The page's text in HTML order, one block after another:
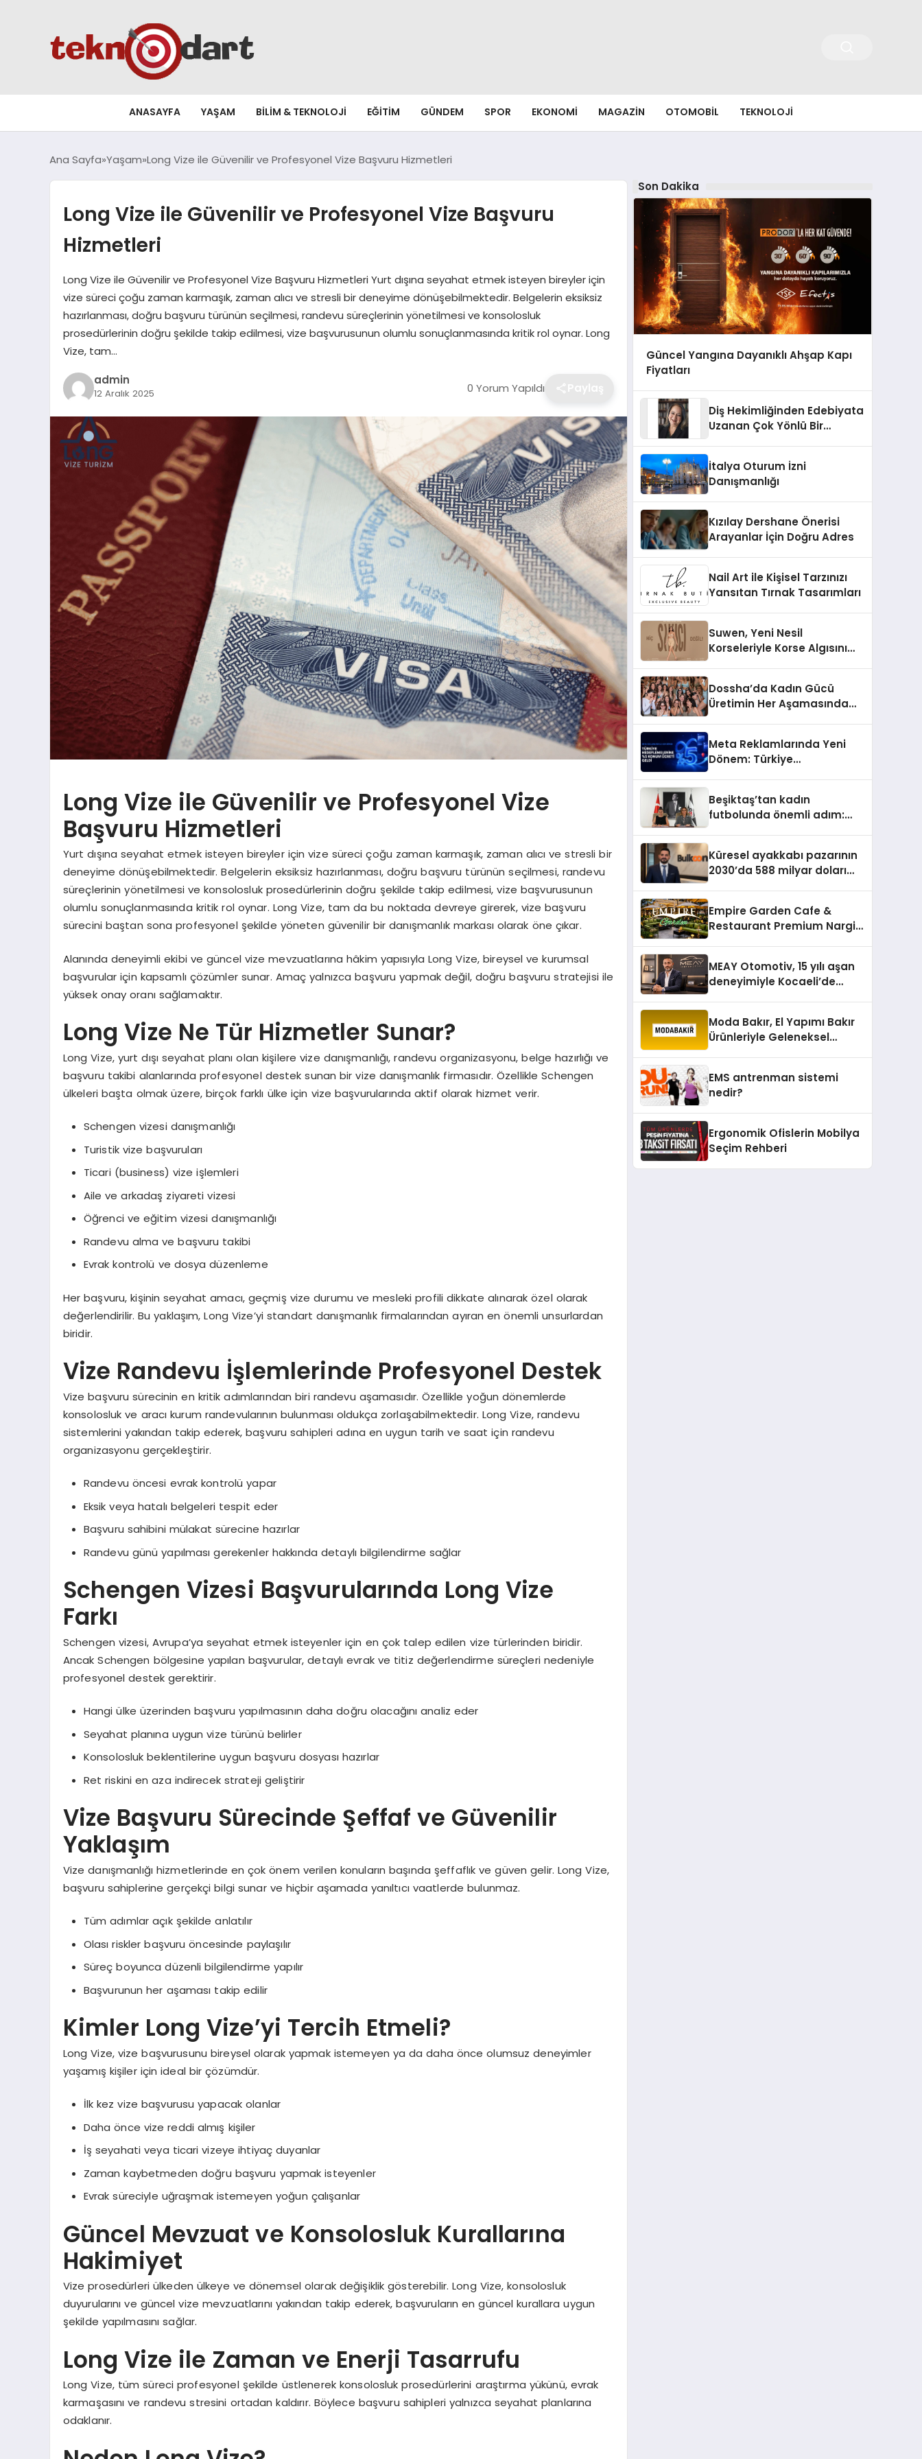
ANASAYFA YAŞAM BILIM & TEKNOLOJI EĞITIM GÜNDEM SPOR EKONOMI MAGAZIN OTOMOBIL TEKNOLOJI
Ana Sayfa Yaşam Long Vize ile Güvenilir ve Profesyonel Vize Başvuru Hizmetleri
Long Vize ile Güvenilir ve Profesyonel Vize Başvuru
Hizmetleri
Long Vize ile Güvenilir ve Profesyonel Vize Başvuru Hizmetleri Yurt dışına seyahat etmek isteyen bireyler için
vize süreci çoğu zaman karmaşık, zaman alıcı ve stresli bir deneyime dönüşebilmektedir. Belgelerin eksiksiz
hazırlanması, doğru başvuru türünün seçilmesi, randevu süreçlerinin yönetilmesi ve konsolosluk
prosedürlerinin doğru şekilde takip edilmesi, vize başvurusunun olumlu sonuçlanmasında kritik rol oynar. Long
Vize, tam…
admin
12 Aralık 2025 0 Yorum Yapıldı
Long Vize ile Güvenilir ve Profesyonel Vize
Başvuru Hizmetleri
Yurt dışına seyahat etmek isteyen bireyler için vize süreci çoğu zaman karmaşık, zaman alıcı ve stresli bir
deneyime dönüşebilmektedir. Belgelerin eksiksiz hazırlanması, doğru başvuru türünün seçilmesi, randevu
süreçlerinin yönetilmesi ve konsolosluk prosedürlerinin doğru şekilde takip edilmesi, vize başvurusunun
olumlu sonuçlanmasında kritik rol oynar. Long Vize, tam da bu noktada devreye girerek, vize başvuru
sürecini baştan sona profesyonel şekilde yöneten güvenilir bir danışmanlık markası olarak öne çıkar.
Alanında deneyimli ekibi ve güncel vize mevzuatlarına hâkim yapısıyla Long Vize, bireysel ve kurumsal
başvurular için kapsamlı çözümler sunar. Amaç yalnızca başvuru yapmak değil, doğru başvuru stratejisi ile
yüksek onay oranı sağlamaktır.
Long Vize Ne Tür Hizmetler Sunar?
Long Vize, yurt dışı seyahat planı olan kişilere vize danışmanlığı, randevu organizasyonu, belge hazırlığı ve
başvuru takibi alanlarında profesyonel destek sunan bir vize danışmanlık firmasıdır. Özellikle Schengen
ülkeleri başta olmak üzere, birçok farklı ülke için vize başvurularında aktif olarak hizmet verir.
Schengen vizesi danışmanlığı
Turistik vize başvuruları
Ticari (business) vize işlemleri
Aile ve arkadaş ziyareti vizesi
Öğrenci ve eğitim vizesi danışmanlığı
Randevu alma ve başvuru takibi
Evrak kontrolü ve dosya düzenleme
Her başvuru, kişinin seyahat amacı, geçmiş vize durumu ve mesleki profili dikkate alınarak özel olarak
değerlendirilir. Bu yaklaşım, Long Vize’yi standart danışmanlık firmalarından ayıran en önemli unsurlardan
biridir.
Vize Randevu İşlemlerinde Profesyonel Destek
Vize başvuru sürecinin en kritik adımlarından biri randevu aşamasıdır. Özellikle yoğun dönemlerde
konsolosluk ve aracı kurum randevularının bulunması oldukça zorlaşabilmektedir. Long Vize, randevu
sistemlerini yakından takip ederek, başvuru sahipleri adına en uygun tarih ve saat için randevu
organizasyonu gerçekleştirir.
Randevu öncesi evrak kontrolü yapar
Eksik veya hatalı belgeleri tespit eder
Başvuru sahibini mülakat sürecine hazırlar
Randevu günü yapılması gerekenler hakkında detaylı bilgilendirme sağlar
Schengen Vizesi Başvurularında Long Vize
Farkı
Schengen vizesi, Avrupa’ya seyahat etmek isteyenler için en çok talep edilen vize türlerinden biridir.
Ancak Schengen bölgesine yapılan başvurular, detaylı evrak ve titiz değerlendirme süreçleri nedeniyle
profesyonel destek gerektirir.
Hangi ülke üzerinden başvuru yapılmasının daha doğru olacağını analiz eder
Seyahat planına uygun vize türünü belirler
Konsolosluk beklentilerine uygun başvuru dosyası hazırlar
Ret riskini en aza indirecek strateji geliştirir
Vize Başvuru Sürecinde Şeffaf ve Güvenilir
Yaklaşım
Vize danışmanlığı hizmetlerinde en çok önem verilen konuların başında şeffaflık ve güven gelir. Long Vize,
başvuru sahiplerine gerçekçi bilgi sunar ve hiçbir aşamada yanıltıcı vaatlerde bulunmaz.
Tüm adımlar açık şekilde anlatılır
Olası riskler başvuru öncesinde paylaşılır
Süreç boyunca düzenli bilgilendirme yapılır
Başvurunun her aşaması takip edilir
Kimler Long Vize’yi Tercih Etmeli?
Long Vize, vize başvurusunu bireysel olarak yapmak istemeyen ya da daha önce olumsuz deneyimler
yaşamış kişiler için ideal bir çözümdür.
İlk kez vize başvurusu yapacak olanlar
Daha önce vize reddi almış kişiler
İş seyahati veya ticari vizeye ihtiyaç duyanlar
Zaman kaybetmeden doğru başvuru yapmak isteyenler
Evrak süreciyle uğraşmak istemeyen yoğun çalışanlar
Güncel Mevzuat ve Konsolosluk Kurallarına
Hakimiyet
Vize prosedürleri ülkeden ülkeye ve dönemsel olarak değişiklik gösterebilir. Long Vize, konsolosluk
duyurularını ve güncel vize mevzuatlarını yakından takip ederek, başvuruların en güncel kurallara uygun
şekilde yapılmasını sağlar.
Long Vize ile Zaman ve Enerji Tasarrufu
Long Vize, tüm süreci profesyonel şekilde üstlenerek konsolosluk prosedürlerini araştırma yükünü, evrak
karmaşasını ve randevu stresini ortadan kaldırır. Böylece başvuru sahipleri yalnızca seyahat planlarına
odaklanır.
Son Dakika
Güncel Yangına Dayanıklı Ahşap Kapı
Fiyatları
Diş Hekimliğinden Edebiyata
Uzanan Çok Yönlü Bir
İtalya Oturum İzni
Danışmanlığı
Kızılay Dershane Önerisi
Arayanlar İçin Doğru Adres
Nail Art ile Kişisel Tarzınızı
Yansıtan Tırnak Tasarımları
Suwen, Yeni Nesil
Korseleriyle Korse Algısını
Dossha’da Kadın Gücü
Üretimin Her Aşamasında
Meta Reklamlarında Yeni
Dönem: Türkiye
Beşiktaş’tan kadın
futbolunda önemli adım:
Gündoğdu kulüp hafızasını
geleceğe taşıyacak
Küresel ayakkabı pazarının
2030’da 588 milyar doları
Empire Garden Cafe &
Restaurant Premium Nargile
MEAY Otomotiv, 15 yılı aşan
deneyimiyle Kocaeli’de
Moda Bakır, El Yapımı Bakır
Ürünleriyle Geleneksel
EMS antrenman sistemi
nedir?
Ergonomik Ofislerin Mobilya
Seçim Rehberi